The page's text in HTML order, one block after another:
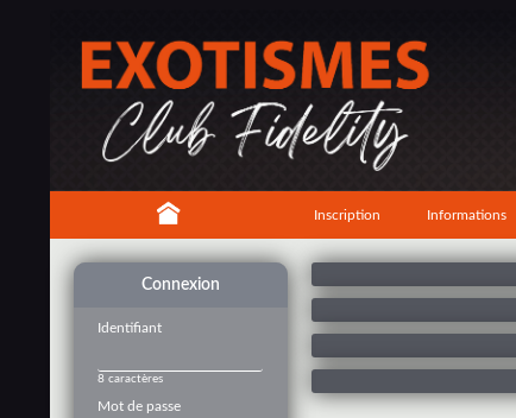
Inscription Informations
Connexion
Identifiant
8 caractères
Mot de passe